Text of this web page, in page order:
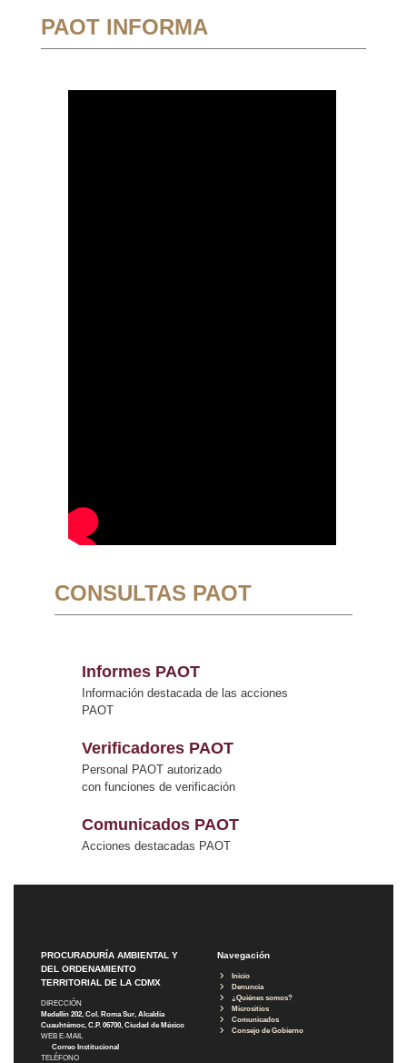
PAOT INFORMA
CONSULTAS PAOT
Informes PAOT
Información destacada de las acciones
PAOT
Verificadores PAOT
Personal PAOT autorizado
con funciones de verificación
Comunicados PAOT
Acciones destacadas PAOT
PROCURADURÍA AMBIENTAL Y
DEL ORDENAMIENTO
TERRITORIAL DE LA CDMX
DIRECCIÓN
Medellín 202, Col. Roma Sur, Alcaldía
Cuauhtémoc, C.P. 06700, Ciudad de México
WEB E-MAIL
Correo Institucional
TELÉFONO
Navegación
Inicio
Denuncia
¿Quiénes somos?
Micrositios
Comunicados
Consejo de Gobierno